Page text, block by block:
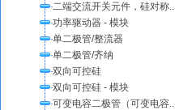
二端交流开关元件，硅对称..
功率驱动器 - 模块
单二极管/整流器
单二极管/齐纳
双向可控硅
双向可控硅 - 模块
可变电容二极管（可变电容..